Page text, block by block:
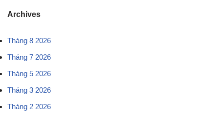
Archives
Tháng 8 2026
Tháng 7 2026
Tháng 5 2026
Tháng 3 2026
Tháng 2 2026